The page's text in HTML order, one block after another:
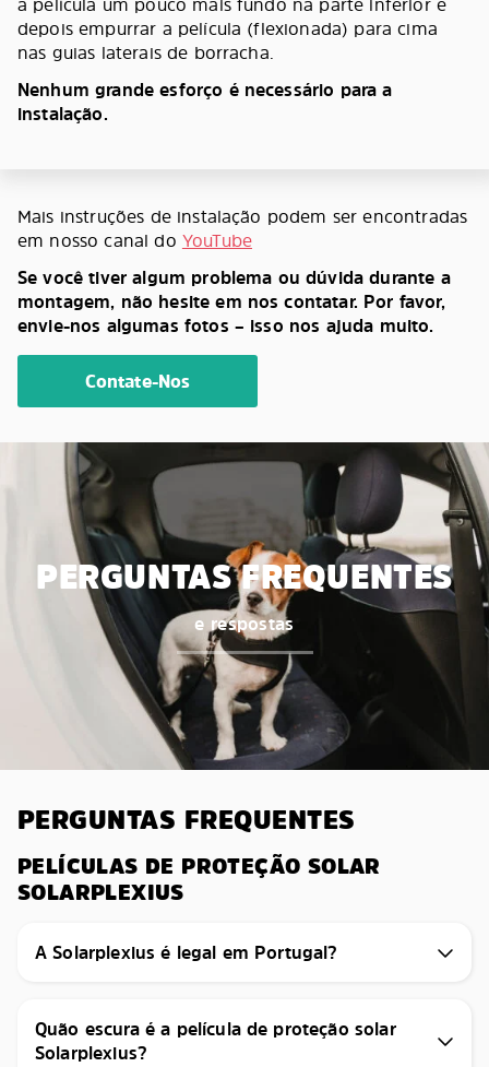
depois empurrar a película (flexionada) para cima
nas guias laterais de borracha.
Nenhum grande esforço é necessário para a
instalação.
Mais instruções de instalação podem ser encontradas
em nosso canal do YouTube
Se você tiver algum problema ou dúvida durante a
montagem, não hesite em nos contatar. Por favor,
envie-nos algumas fotos – isso nos ajuda muito.
Contate-Nos
PERGUNTAS FREQUENTES
e respostas
PERGUNTAS FREQUENTES
PELÍCULAS DE PROTEÇÃO SOLAR
SOLARPLEXIUS
A Solarplexius é legal em Portugal?
Quão escura é a película de proteção solar
Solarplexius?